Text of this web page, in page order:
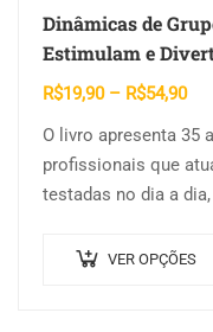
Dinâmicas de
Estimulam e
R$19,90 – R$54,90
O livro apresenta 35
profissionais que
testadas no dia a
VER OPÇÕES